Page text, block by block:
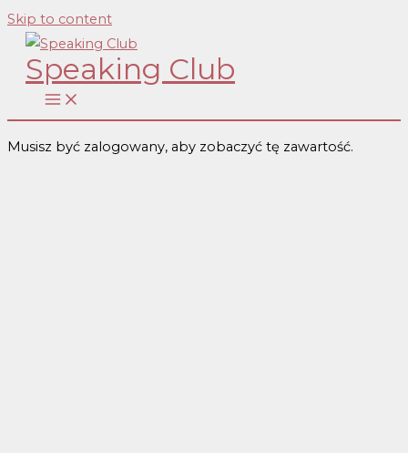
Skip to content
Speaking Club
Musisz być zalogowany, aby zobaczyć tę zawartość.